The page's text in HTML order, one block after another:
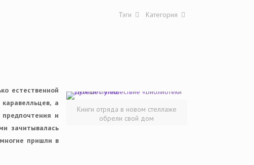
Категория
Тэги
Книги отряда в новом стеллаже
обрели свой дом
естественной
а
и
зачитывалась
пришли в